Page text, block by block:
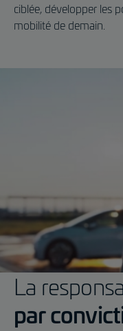
ciblée, développer les
mobilité de demain.
La
par